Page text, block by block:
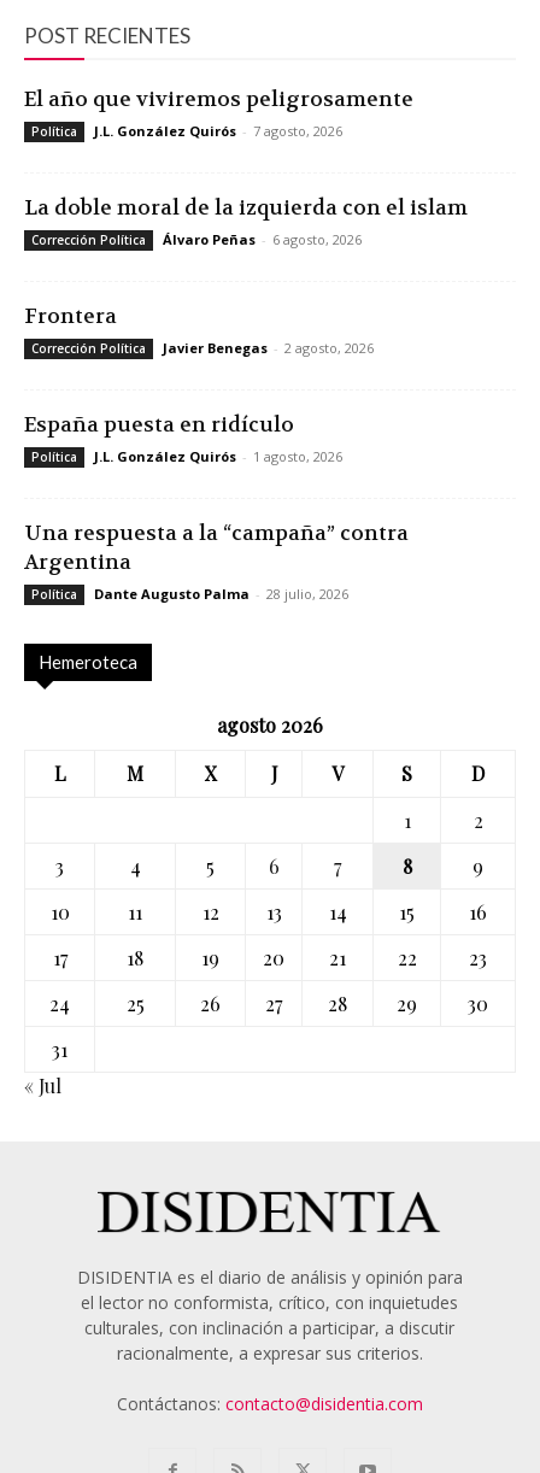
POST RECIENTES
El año que viviremos peligrosamente
Política J.L. González Quirós - 7 agosto, 2026
La doble moral de la izquierda con el islam
Corrección Política Álvaro Peñas - 6 agosto, 2026
Frontera
Corrección Política Javier Benegas - 2 agosto, 2026
España puesta en ridículo
Política J.L. González Quirós - 1 agosto, 2026
Una respuesta a la “campaña” contra
Argentina
Política Dante Augusto Palma - 28 julio, 2026
Hemeroteca
agosto 2026
L
M X J V S
D
1
2
3
4 5 6 7 8
9
10
11 12 13 14 15
16
17
18 19 20 21 22
23
24
25 26 27 28 29
30
31
« Jul
DISIDENTIA es el diario de análisis y opinión para
el lector no conformista, crítico, con inquietudes
culturales, con inclinación a participar, a discutir
racionalmente, a expresar sus criterios.
Contáctanos: contacto@disidentia.com